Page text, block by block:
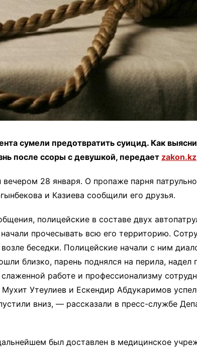
сумели предотвратить суицид. Как
после ссоры с девушкой, передает zakon.kz
28 января. О пропаже парня
и Казиева сообщили его друзья.
полицейские в составе двух
прочесывать всю его территорию.
беседки. Полицейские начали с ним
близко, парень поднялся на перила,
работе и профессионализму
Утеулиев и Ескендир Абдукаримов
вниз, — рассказали в пресс-службе
был доставлен в медицинское